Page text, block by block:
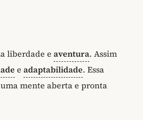
liberdade e aventura. Assim
e adaptabilidade. Essa
mente aberta e pronta